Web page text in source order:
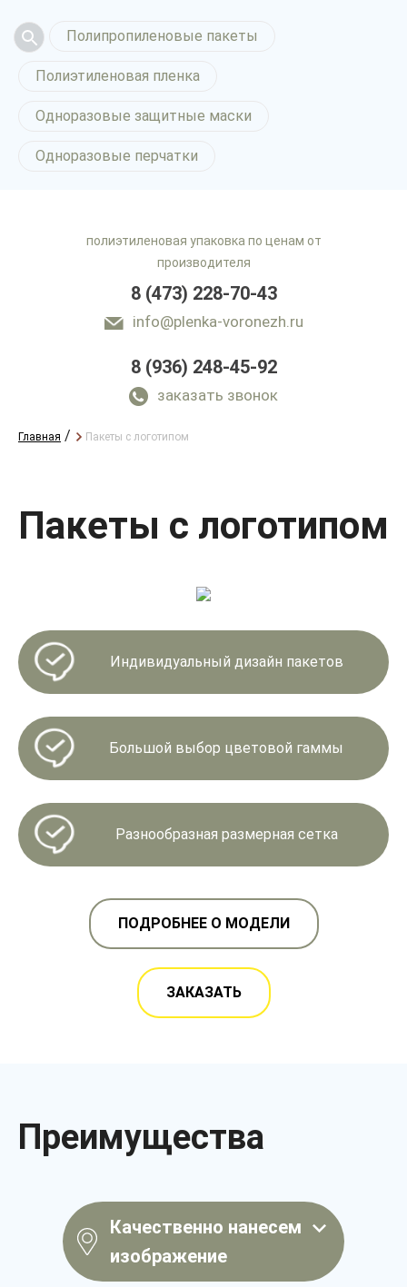
Полипропиленовые пакеты
Полиэтиленовая пленка
Одноразовые защитные маски
Одноразовые перчатки
полиэтиленовая упаковка по ценам от
производителя
8 (473) 228-70-43
info@plenka-voronezh.ru
8 (936) 248-45-92
заказать звонок
Главная / Пакеты с логотипом
Пакеты с логотипом
Индивидуальный дизайн пакетов
Большой выбор цветовой гаммы
Разнообразная размерная сетка
ПОДРОБНЕЕ О МОДЕЛИ
ЗАКАЗАТЬ
Преимущества
Качественно нанесем
изображение